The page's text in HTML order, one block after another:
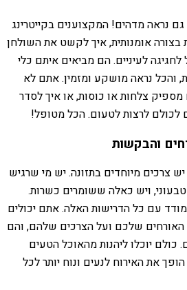
נראה מדהים! המקצוענים בקייטרינג
בצורה אומנותית, איך לקשט את השולחן
לעיניים. הם מביאים איתם כלי
והכל נראה מושקע ומזמין. אתם לא
צלחות או כוסות, או איך לסדר
לרצות לטעום. הכל מטופל!
והבקשות
צרכים מיוחדים בתזונה. יש מי שרגיש
ויש כאלה ששומרים כשרות.
עם כל הדרישות האלה. אתם יכולים
שלכם ועל הצרכים שלהם, והם
כולם יוכלו ליהנות מהאוכל הטעים
את האירוח לנעים ונוח יותר לכל